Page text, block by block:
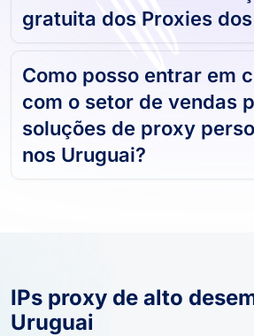
gratuita dos Proxies
Como posso entrar em
com o setor de vendas
soluções de proxy
nos Uruguai?
IPs proxy de alto
Uruguai